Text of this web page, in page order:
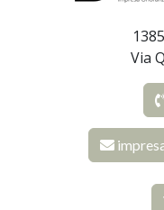
Via